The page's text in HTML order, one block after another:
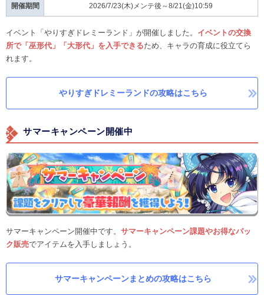
開催期間 2026/7/23(木)メンテ後～8/21(金)10:59
イベント「やりすぎドレミーランド」が開催しました。 イベントの交換
所で「巫形代」「大形代」を入手できるため、キャラの育成に役立てら
れます。
やりすぎドレミーランドの攻略はこちら
サマーキャンペーン開催中
サマーキャンペーン開催中です。 サマーキャンペーン課題やお得なパッ
ク販売でアイテムを入手しましょう。
サマーキャンペーンまとめの攻略はこちら